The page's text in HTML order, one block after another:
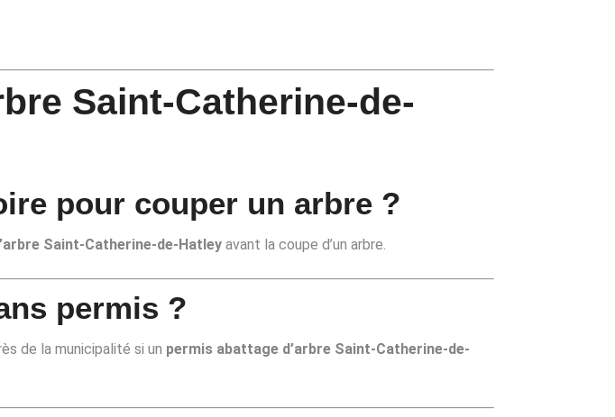
Saint-Catherine-de-
pour couper un arbre ?
Saint-Catherine-de-Hatley avant la coupe d’un arbre.
permis ?
de la municipalité si un permis abattage d’arbre Saint-Catherine-de-